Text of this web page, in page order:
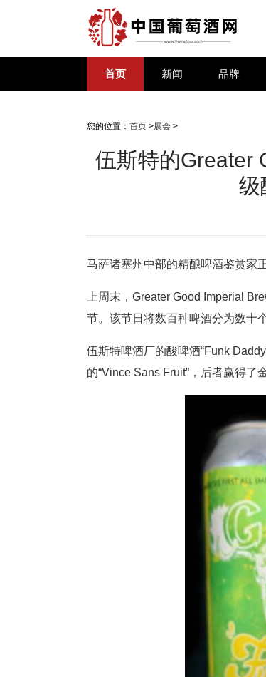
首页 新闻 品牌
您的位置： 首页 >展会 >
伍斯特的Greater
级
马萨诸塞州中部的精酿啤酒鉴赏家
上周末，Greater Good Imperial
节。该节日将数百种啤酒分为数十
伍斯特啤酒厂的酸啤酒“Funk
的“Vince Sans Fruit”，后者赢得了